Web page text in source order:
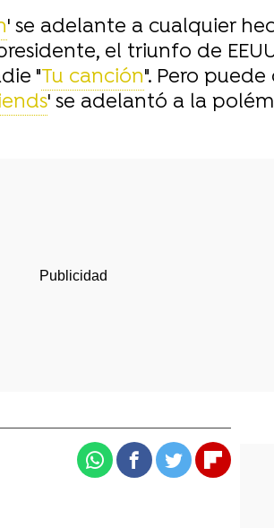
' se adelante a cualquier
el triunfo de
"Tu canción". Pero
' se adelantó a la
WhatsappFacebook
Twitter